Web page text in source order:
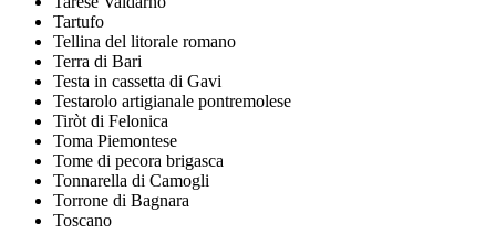
Tartufo
Tellina del litorale romano
Terra di Bari
Testa in cassetta di Gavi
Testarolo artigianale pontremolese
Tiròt di Felonica
Toma Piemontese
Tome di pecora brigasca
Tonnarella di Camogli
Torrone di Bagnara
Toscano